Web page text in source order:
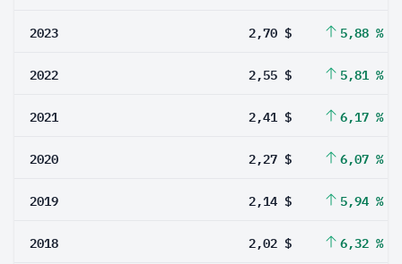
2023 2,70 $ 5,88 %
2022 2,55 $ 5,81 %
2021 2,41 $ 6,17 %
2020 2,27 $ 6,07 %
2019 2,14 $ 5,94 %
2018 2,02 $ 6,32 %